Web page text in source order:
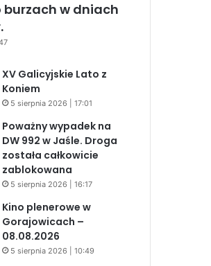
burzach w dniach
XV Galicyjskie Lato z
Koniem
5 sierpnia 2026 | 17:01
Poważny wypadek na
DW 992 w Jaśle. Droga
została całkowicie
zablokowana
5 sierpnia 2026 | 16:17
Kino plenerowe w
Gorajowicach –
08.08.2026
5 sierpnia 2026 | 10:49